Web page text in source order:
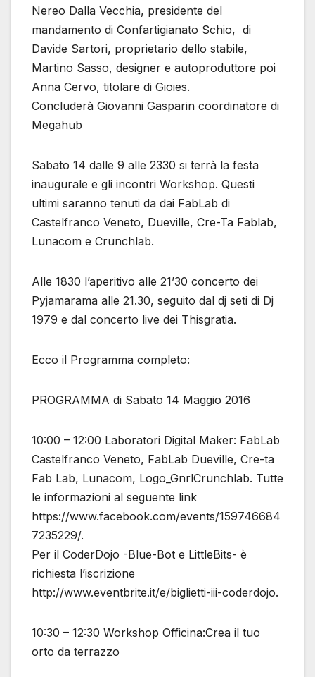
Nereo Dalla Vecchia, presidente del
mandamento di Confartigianato Schio, di
Davide Sartori, proprietario dello stabile,
Martino Sasso, designer e autoproduttore poi
Anna Cervo, titolare di Gioies.
Concluderà Giovanni Gasparin coordinatore di
Megahub
Sabato 14 dalle 9 alle 2330 si terrà la festa
inaugurale e gli incontri Workshop. Questi
ultimi saranno tenuti da dai FabLab di
Castelfranco Veneto, Dueville, Cre-Ta Fablab,
Lunacom e Crunchlab.
Alle 1830 l’aperitivo alle 21’30 concerto dei
Pyjamarama alle 21.30, seguito dal dj seti di Dj
1979 e dal concerto live dei Thisgratia.
Ecco il Programma completo:
PROGRAMMA di Sabato 14 Maggio 2016
10:00 – 12:00 Laboratori Digital Maker: FabLab
Castelfranco Veneto, FabLab Dueville, Cre-ta
Fab Lab, Lunacom, Logo_GnrlCrunchlab. Tutte
le informazioni al seguente link
https://www.facebook.com/events/159746684
7235229/.
Per il CoderDojo -Blue-Bot e LittleBits- è
richiesta l’iscrizione
http://www.eventbrite.it/e/biglietti-iii-coderdojo.
10:30 – 12:30 Workshop Officina:Crea il tuo
orto da terrazzo